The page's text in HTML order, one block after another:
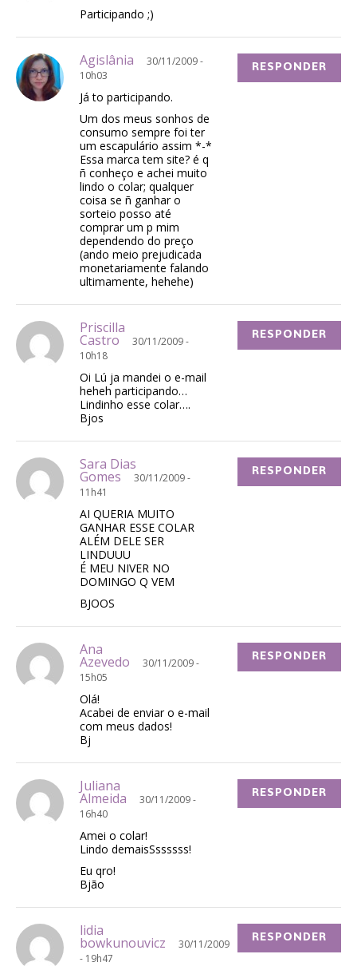
Participando ;)
Agislânia
30/11/2009 -
10h03
Já to participando.
Um dos meus sonhos de
consumo sempre foi ter
um escapulário assim *-*
Essa marca tem site? é q
ñ conheço e achei muito
lindo o colar; qualquer
coisa se ñ ganhar o
sorteio posso até
comprar um p mim
dependendo do preço
(ando meio prejudicada
monetariamente falando
ultimamente, hehehe)
RESPONDER
Priscilla
Castro
30/11/2009 -
10h18
Oi Lú ja mandei o e-mail
heheh participando…
Lindinho esse colar….
Bjos
RESPONDER
Sara Dias
Gomes
30/11/2009 -
11h41
AI QUERIA MUITO
GANHAR ESSE COLAR
ALÉM DELE SER
LINDUUU
É MEU NIVER NO
DOMINGO Q VEM
BJOOS
RESPONDER
Ana
Azevedo
30/11/2009 -
15h05
Olá!
Acabei de enviar o e-mail
com meus dados!
Bj
RESPONDER
Juliana
Almeida
30/11/2009 -
16h40
Amei o colar!
Lindo demaisSssssss!
Eu qro!
Bjão
RESPONDER
lidia
bowkunouvicz
30/11/2009
- 19h47
RESPONDER